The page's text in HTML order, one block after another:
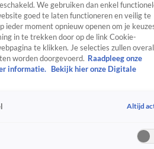
RealityCrimeVideo's
We gebruiken dan enkel
goed te laten functioneren en veilig te
ieder moment opnieuw openen om je
in te trekken door op de link Cookie-
te klikken. Je selecties zullen overal
worden doorgevoerd. Raadpleeg onze
informatie.
Bekijk hier onze Digitale
Altijd